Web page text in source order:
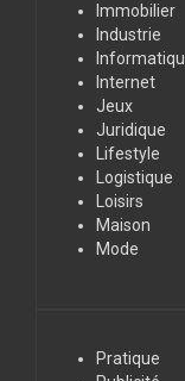
Immobilier
Industrie
Internet
Jeux
Juridique
Lifestyle
Logistique
Loisirs
Maison
Mode
Pratique